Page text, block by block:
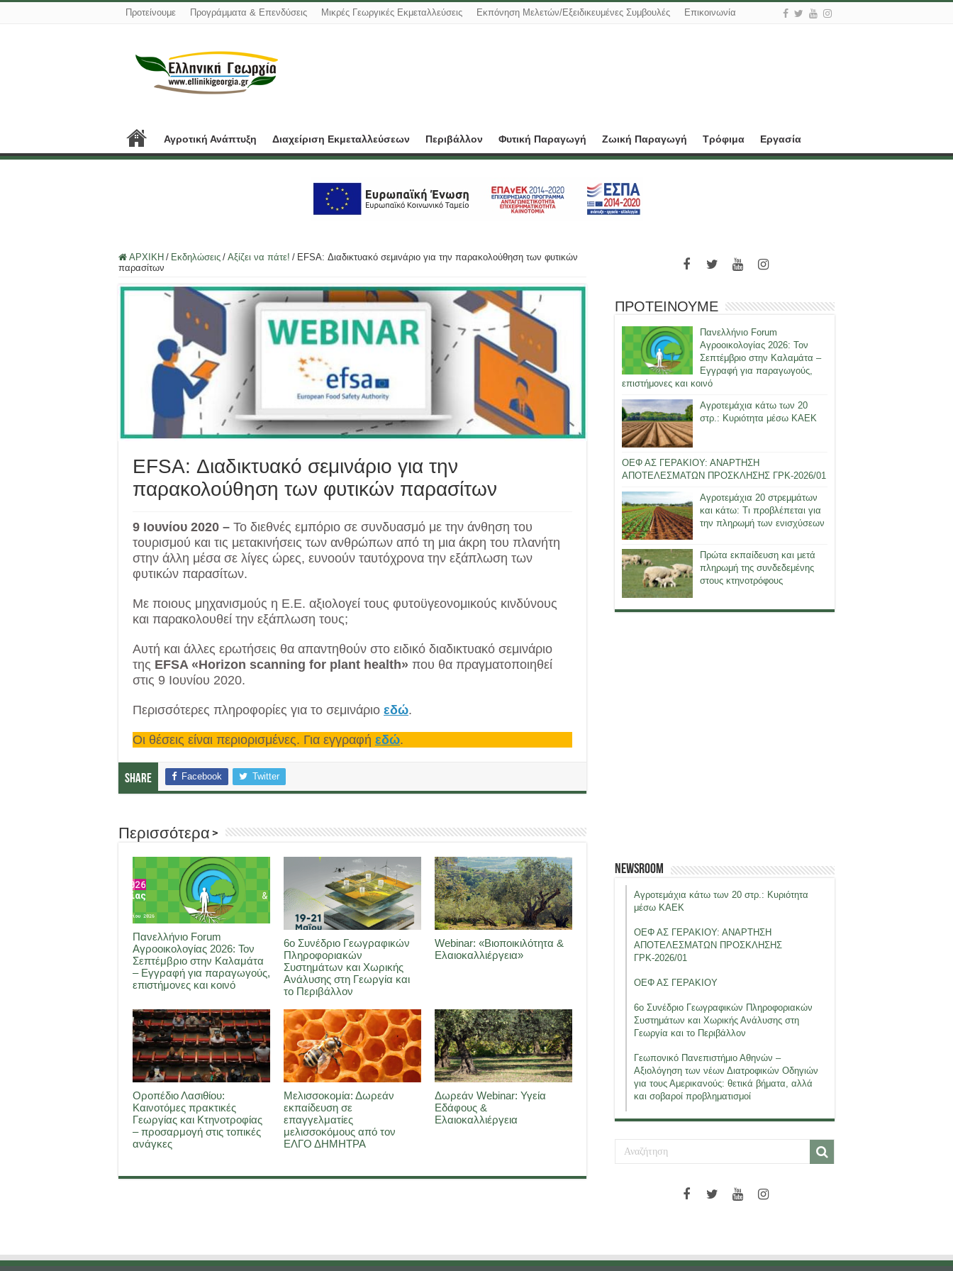
Προτείνουμε Προγράμματα & Επενδύσεις Μικρές Γεωργικές Εκμεταλλεύσεις Εκπόνηση Μελετών/Εξειδικευμένες Συμβουλές Επικοινωνία
Αγροτική Ανάπτυξη Διαχείριση Εκμεταλλεύσεων Περιβάλλον Φυτική Παραγωγή Ζωική Παραγωγή Τρόφιμα Εργασία
ΑΡΧΙΚΗ / Εκδηλώσεις / Αξίζει να πάτε! / EFSA: Διαδικτυακό σεμινάριο για την παρακολούθηση των φυτικών
παρασίτων
EFSA: Διαδικτυακό σεμινάριο για την
παρακολούθηση των φυτικών παρασίτων
9 Ιουνίου 2020 – Το διεθνές εμπόριο σε συνδυασμό με την άνθηση του
τουρισμού και τις μετακινήσεις των ανθρώπων από τη μια άκρη του πλανήτη
στην άλλη μέσα σε λίγες ώρες, ευνοούν ταυτόχρονα την εξάπλωση των
φυτικών παρασίτων.
Με ποιους μηχανισμούς η Ε.Ε. αξιολογεί τους φυτοϋγεονομικούς κινδύνους
και παρακολουθεί την εξάπλωση τους;
Αυτή και άλλες ερωτήσεις θα απαντηθούν στο ειδικό διαδικτυακό σεμινάριο
της EFSA «Horizon scanning for plant health» που θα πραγματοποιηθεί
στις 9 Ιουνίου 2020.
Περισσότερες πληροφορίες για το σεμινάριο εδώ.
Οι θέσεις είναι περιορισμένες. Για εγγραφή εδώ.
Share Facebook Twitter
Περισσότερα >
Πανελλήνιο Forum
Αγροοικολογίας 2026: Τον
Σεπτέμβριο στην Καλαμάτα
– Εγγραφή για παραγωγούς,
επιστήμονες και κοινό
6ο Συνέδριο Γεωγραφικών
Πληροφοριακών
Συστημάτων και Χωρικής
Ανάλυσης στη Γεωργία και
το Περιβάλλον
Webinar: «Βιοποικιλότητα &
Ελαιοκαλλιέργεια»
Οροπέδιο Λασιθίου:
Καινοτόμες πρακτικές
Γεωργίας και Κτηνοτροφίας
– προσαρμογή στις τοπικές
ανάγκες
Μελισσοκομία: Δωρεάν
εκπαίδευση σε
επαγγελματίες
μελισσοκόμους από τον
ΕΛΓΟ ΔΗΜΗΤΡΑ
Δωρεάν Webinar: Υγεία
Εδάφους &
Ελαιοκαλλιέργεια
ΠΡΟΤΕΙΝΟΥΜΕ
Πανελλήνιο Forum
Αγροοικολογίας 2026: Τον
Σεπτέμβριο στην Καλαμάτα –
Εγγραφή για παραγωγούς,
επιστήμονες και κοινό
Αγροτεμάχια κάτω των 20
στρ.: Κυριότητα μέσω ΚΑΕΚ
ΟΕΦ ΑΣ ΓΕΡΑΚΙΟΥ: ΑΝΑΡΤΗΣΗ
ΑΠΟΤΕΛΕΣΜΑΤΩΝ ΠΡΟΣΚΛΗΣΗΣ ΓΡΚ-2026/01
Αγροτεμάχια 20 στρεμμάτων
και κάτω: Τι προβλέπεται για
την πληρωμή των ενισχύσεων
Πρώτα εκπαίδευση και μετά
πληρωμή της συνδεδεμένης
στους κτηνοτρόφους
Newsroom
Αγροτεμάχια κάτω των 20 στρ.: Κυριότητα
μέσω ΚΑΕΚ
ΟΕΦ ΑΣ ΓΕΡΑΚΙΟΥ: ΑΝΑΡΤΗΣΗ
ΑΠΟΤΕΛΕΣΜΑΤΩΝ ΠΡΟΣΚΛΗΣΗΣ
ΓΡΚ-2026/01
ΟΕΦ ΑΣ ΓΕΡΑΚΙΟΥ
6ο Συνέδριο Γεωγραφικών Πληροφοριακών
Συστημάτων και Χωρικής Ανάλυσης στη
Γεωργία και το Περιβάλλον
Γεωπονικό Πανεπιστήμιο Αθηνών –
Αξιολόγηση των νέων Διατροφικών Οδηγιών
για τους Αμερικανούς: θετικά βήματα, αλλά
και σοβαροί προβληματισμοί